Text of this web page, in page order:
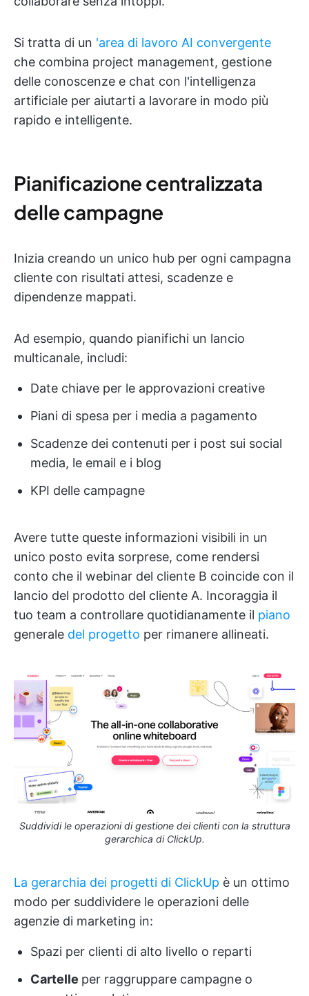
Si tratta di un 'area di lavoro AI convergente
che combina project management, gestione
delle conoscenze e chat con l'intelligenza
artificiale per aiutarti a lavorare in modo più
rapido e intelligente.
Pianificazione centralizzata
delle campagne
Inizia creando un unico hub per ogni campagna
cliente con risultati attesi, scadenze e
dipendenze mappati.
Ad esempio, quando pianifichi un lancio
multicanale, includi:
Date chiave per le approvazioni creative
Piani di spesa per i media a pagamento
Scadenze dei contenuti per i post sui social
media, le email e i blog
KPI delle campagne
Avere tutte queste informazioni visibili in un
unico posto evita sorprese, come rendersi
conto che il webinar del cliente B coincide con il
lancio del prodotto del cliente A. Incoraggia il
tuo team a controllare quotidianamente il piano
generale del progetto per rimanere allineati.
Suddividi le operazioni di gestione dei clienti con la struttura
gerarchica di ClickUp.
La gerarchia dei progetti di ClickUp è un ottimo
modo per suddividere le operazioni delle
agenzie di marketing in:
Spazi per clienti di alto livello o reparti
Cartelle per raggruppare campagne o